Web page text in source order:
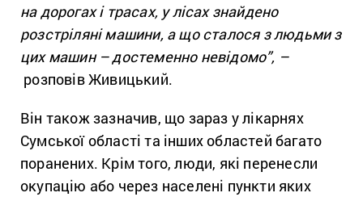
на дорогах і трасах, у лісах знайдено
розстріляні машини, а що сталося з людьми з
цих машин – достеменно невідомо”, –
розповів Живицький.
Він також зазначив, що зараз у лікарнях
Сумської області та інших областей багато
поранених. Крім того, люди, які перенесли
окупацію або через населені пункти яких